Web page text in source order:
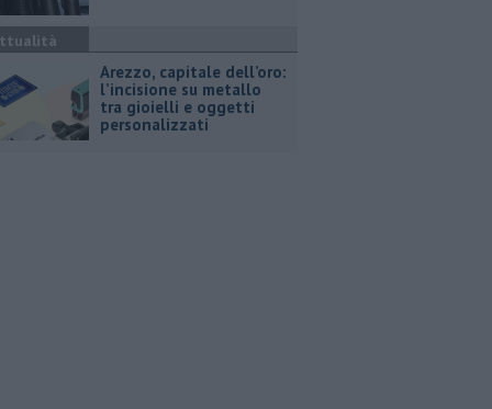
Arezzo, capitale dell’oro:
l’incisione su metallo
tra gioielli e oggetti
personalizzati